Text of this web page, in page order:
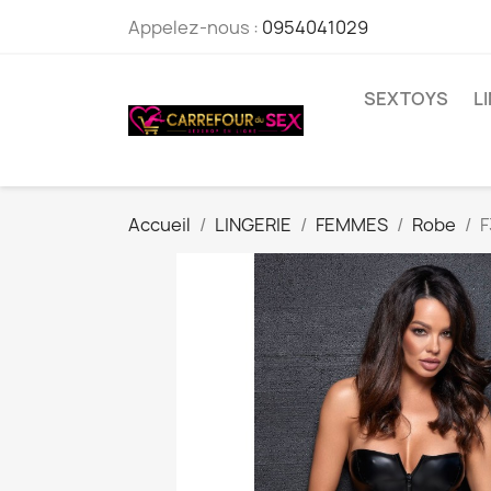
Appelez-nous : 0954041029
SEXTOYS
Accueil LINGERIE FEMMES Robe